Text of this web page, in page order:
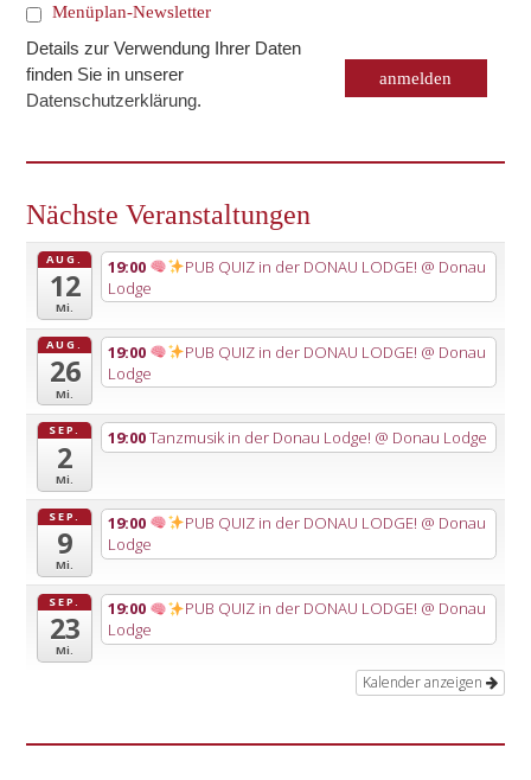
Menüplan-Newsletter
Details zur Verwendung Ihrer Daten
finden Sie in unserer
Datenschutzerklärung.
Nächste Veranstaltungen
AUG.
12
Mi.
19:00 PUB QUIZ in der DONAU LODGE! @ Donau
Lodge
AUG.
26
Mi.
19:00 PUB QUIZ in der DONAU LODGE! @ Donau
Lodge
SEP.
2
Mi.
19:00Tanzmusik in der Donau Lodge! @ Donau Lodge
SEP.
9
Mi.
19:00 PUB QUIZ in der DONAU LODGE! @ Donau
Lodge
SEP.
23
Mi.
19:00 PUB QUIZ in der DONAU LODGE! @ Donau
Lodge
Kalender anzeigen